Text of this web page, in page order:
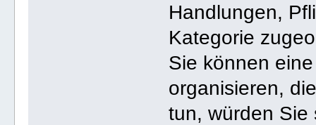
Handlungen,
Kategorie
Sie können
organisieren,
tun, würden Sie